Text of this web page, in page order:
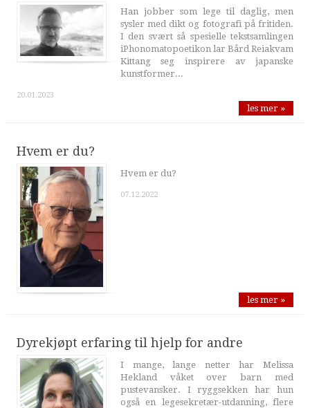
Han jobber som lege til daglig, men
sysler med dikt og fotografi på fritiden.
I den svært så spesielle tekstsamlingen
iPhonomatopoetikon lar Bård Reiakvam
Kittang seg inspirere av japanske
kunstformer...
20.01.2023
les mer »
Hvem er du?
Hvem er du?
07.12.2022
les mer »
Dyrekjøpt erfaring til hjelp for andre
I mange, lange netter har Melissa
Hekland våket over barn med
pustevansker. I ryggsekken har hun
også en legesekretær-utdanning, flere